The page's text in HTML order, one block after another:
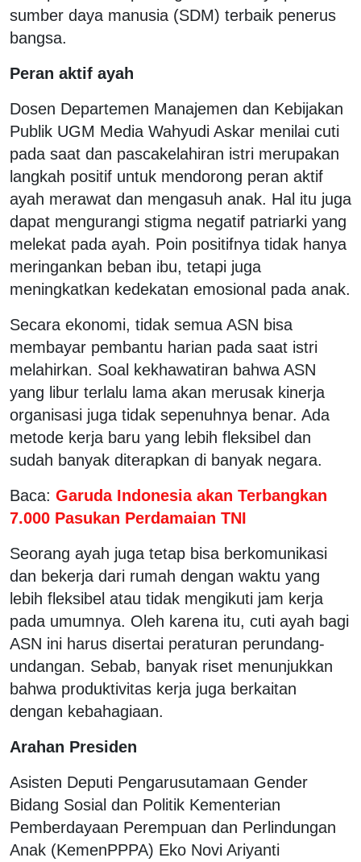
sumber daya manusia (SDM) terbaik penerus
bangsa.
Peran aktif ayah
Dosen Departemen Manajemen dan Kebijakan
Publik UGM Media Wahyudi Askar menilai cuti
pada saat dan pascakelahiran istri merupakan
langkah positif untuk mendorong peran aktif
ayah merawat dan mengasuh anak. Hal itu juga
dapat mengurangi stigma negatif patriarki yang
melekat pada ayah. Poin positifnya tidak hanya
meringankan beban ibu, tetapi juga
meningkatkan kedekatan emosional pada anak.
Secara ekonomi, tidak semua ASN bisa
membayar pembantu harian pada saat istri
melahirkan. Soal kekhawatiran bahwa ASN
yang libur terlalu lama akan merusak kinerja
organisasi juga tidak sepenuhnya benar. Ada
metode kerja baru yang lebih fleksibel dan
sudah banyak diterapkan di banyak negara.
Baca: Garuda Indonesia akan Terbangkan
7.000 Pasukan Perdamaian TNI
Seorang ayah juga tetap bisa berkomunikasi
dan bekerja dari rumah dengan waktu yang
lebih fleksibel atau tidak mengikuti jam kerja
pada umumnya. Oleh karena itu, cuti ayah bagi
ASN ini harus disertai peraturan perundang-
undangan. Sebab, banyak riset menunjukkan
bahwa produktivitas kerja juga berkaitan
dengan kebahagiaan.
Arahan Presiden
Asisten Deputi Pengarusutamaan Gender
Bidang Sosial dan Politik Kementerian
Pemberdayaan Perempuan dan Perlindungan
Anak (KemenPPPA) Eko Novi Ariyanti